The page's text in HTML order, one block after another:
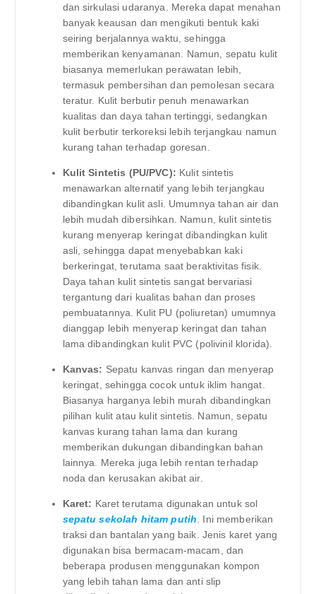
dan sirkulasi udaranya. Mereka dapat menahan
banyak keausan dan mengikuti bentuk kaki
seiring berjalannya waktu, sehingga
memberikan kenyamanan. Namun, sepatu kulit
biasanya memerlukan perawatan lebih,
termasuk pembersihan dan pemolesan secara
teratur. Kulit berbutir penuh menawarkan
kualitas dan daya tahan tertinggi, sedangkan
kulit berbutir terkoreksi lebih terjangkau namun
kurang tahan terhadap goresan.
Kulit Sintetis (PU/PVC): Kulit sintetis
menawarkan alternatif yang lebih terjangkau
dibandingkan kulit asli. Umumnya tahan air dan
lebih mudah dibersihkan. Namun, kulit sintetis
kurang menyerap keringat dibandingkan kulit
asli, sehingga dapat menyebabkan kaki
berkeringat, terutama saat beraktivitas fisik.
Daya tahan kulit sintetis sangat bervariasi
tergantung dari kualitas bahan dan proses
pembuatannya. Kulit PU (poliuretan) umumnya
dianggap lebih menyerap keringat dan tahan
lama dibandingkan kulit PVC (polivinil klorida).
Kanvas: Sepatu kanvas ringan dan menyerap
keringat, sehingga cocok untuk iklim hangat.
Biasanya harganya lebih murah dibandingkan
pilihan kulit atau kulit sintetis. Namun, sepatu
kanvas kurang tahan lama dan kurang
memberikan dukungan dibandingkan bahan
lainnya. Mereka juga lebih rentan terhadap
noda dan kerusakan akibat air.
Karet: Karet terutama digunakan untuk sol
sepatu sekolah hitam putih . Ini memberikan
traksi dan bantalan yang baik. Jenis karet yang
digunakan bisa bermacam-macam, dan
beberapa produsen menggunakan kompon
yang lebih tahan lama dan anti slip